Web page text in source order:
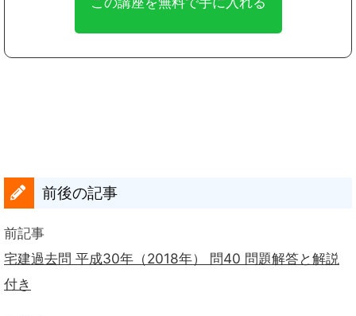
前後の記事
前記事
宅建過去問 平成30年（2018年） 問40 問題解答と解説
付き